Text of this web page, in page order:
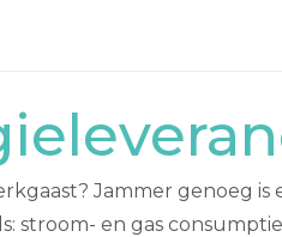
Jammer genoeg
stroom- en gas